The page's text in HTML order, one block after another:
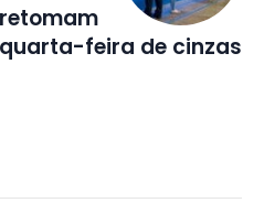
feira de cinzas